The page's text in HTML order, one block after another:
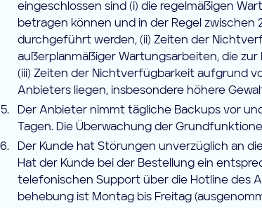
eingeschlossen sind (i) die regelmäßigen
betragen können und in der Regel zwischen
durchgeführt werden, (ii) Zeiten der
außerplanmäßiger Wartungsarbeiten, die
(iii) Zeiten der Nichtverfügbarkeit aufgrund
Anbieters liegen, insbesondere höhere
Der Anbieter nimmt tägliche Backups vor
Tagen. Die Überwachung der
Der Kunde hat Störungen unverzüglich an
Hat der Kunde bei der Bestellung ein
telefonischen Support über die Hotline des
behebung ist Montag bis Freitag